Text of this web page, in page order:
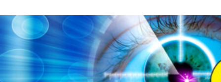
to
contentvinivida.lk